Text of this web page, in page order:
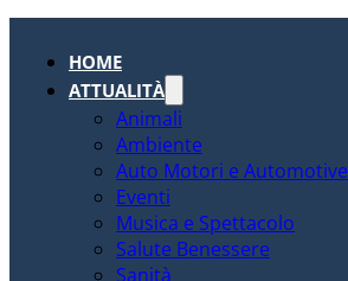
HOME
ATTUALITÀ
Animali
Ambiente
Auto Motori e Automotive
Eventi
Musica e Spettacolo
Salute Benessere
Sanità